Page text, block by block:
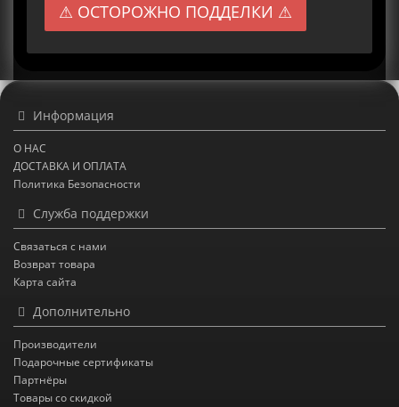
⚠ ОСТОРОЖНО ПОДДЕЛКИ ⚠
Информация
О НАС
ДОСТАВКА И ОПЛАТА
Политика Безопасности
Служба поддержки
Связаться с нами
Возврат товара
Карта сайта
Дополнительно
Производители
Подарочные сертификаты
Партнёры
Товары со скидкой